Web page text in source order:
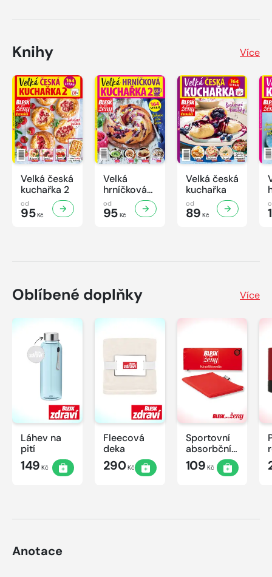
Knihy Více
Velká česká
kuchařka 2
od
95Kč
Velká
hrníčková
kuchařka II
od
95Kč
Velká česká
kuchařka
od
89 Kč
Oblíbené doplňky Více
Láhev na
pití
149 Kč
Fleecová
deka
290Kč
Sportovní
absorbční
ručník
109 Kč
Anotace